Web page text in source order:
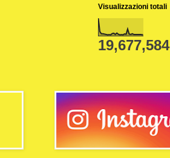
Visualizzazioni totali
19,677,584